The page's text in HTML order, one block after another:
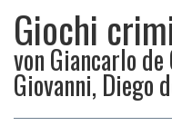
Giochi
vonGiancarlo
Giovanni, Diego